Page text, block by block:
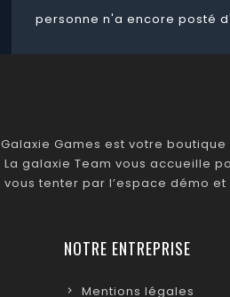
personne n'a encore posté
Galaxie Games est votre
La galaxie Team vous accueille
vous tenter par l’espace démo
NOTRE ENTREPRISE
Mentions légales